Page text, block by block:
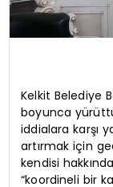
Kelkit Belediye
boyunca
iddialara karşı
artırmak için
kendisi
“koordineli bir